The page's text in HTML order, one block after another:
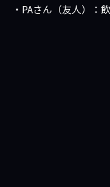
・PAさん（友人）：